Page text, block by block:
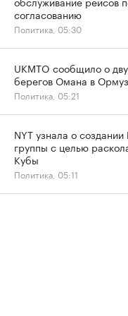
согласованию
Политика, 05:30
UKMTO сообщило о
берегов Омана в
Политика, 05:21
NYT узнала о
группы с целью
Кубы
Политика, 05:11